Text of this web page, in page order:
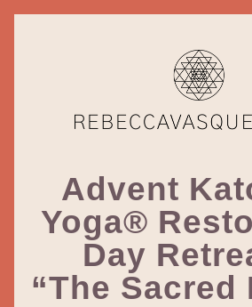
Advent
Yoga®
Day
“The Sacred